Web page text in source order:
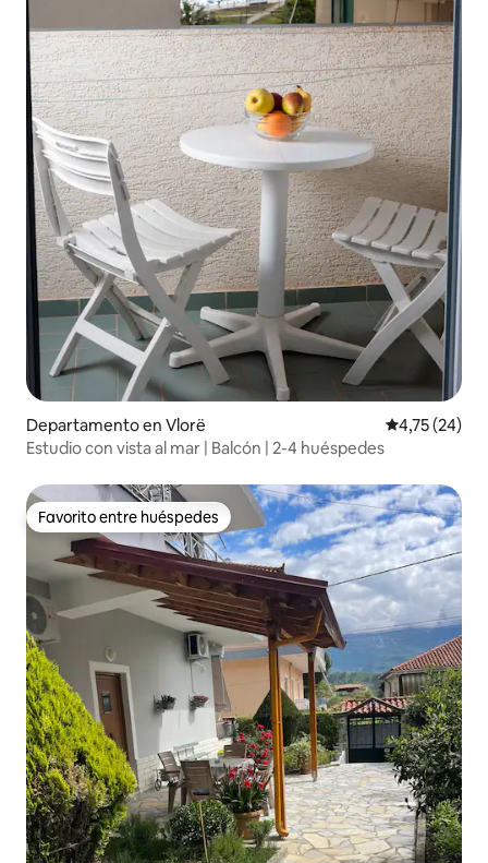
Departamento en Vlorë Calificación
4,75 (24)
Estudio con vista al mar | Balcón | 2-4 huéspedes
Favorito entre huéspedes
Favorito entre huéspedes